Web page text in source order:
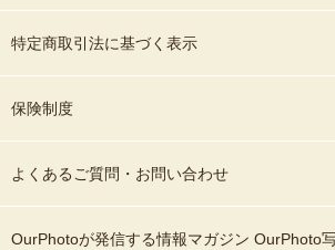
特定商取引法に基づく表示
保険制度
よくあるご質問・お問い合わせ
OurPhotoが発信する情報マガジン OurPhoto